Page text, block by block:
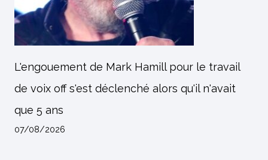
L'engouement de Mark Hamill pour le travail
de voix off s'est déclenché alors qu'il n'avait
que 5 ans
07/08/2026